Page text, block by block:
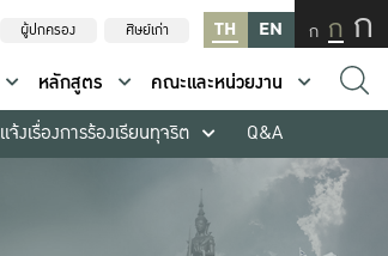
ผู้ปกครอง ศิษย์เก่า TH EN ก ก ก
หลักสูตร
คณะและหน่วยงาน
แจ้งเรื่องการร้องเรียนทุจริต Q&A